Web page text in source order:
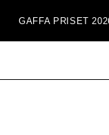
GAFFA PRISET